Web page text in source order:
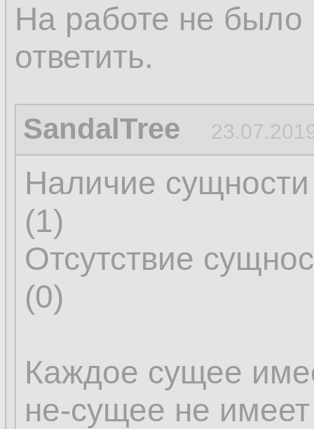
На работе не
ответить.
SandalTree
Наличие
(1)
Отсутствие
(0)
Каждое сущее
не-сущее не